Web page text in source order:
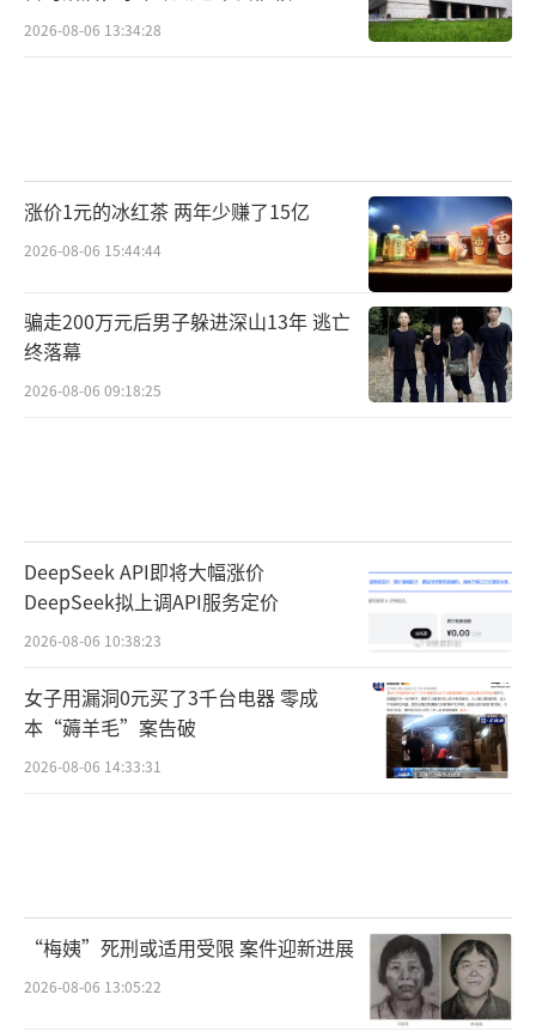
馏技术
2026-08-06 13:34:28
涨价1元的冰红茶 两年少赚了15亿
2026-08-06 15:44:44
骗走200万元后男子躲进深山13年 逃亡
终落幕
2026-08-06 09:18:25
DeepSeek API即将大幅涨价
DeepSeek拟上调API服务定价
2026-08-06 10:38:23
女子用漏洞0元买了3千台电器 零成
本“薅羊毛”案告破
2026-08-06 14:33:31
“梅姨”死刑或适用受限 案件迎新进展
2026-08-06 13:05:22